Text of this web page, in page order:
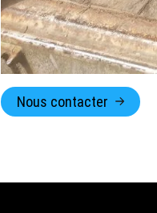
Nous contacter